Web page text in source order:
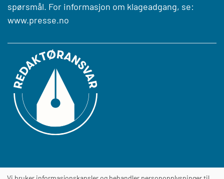
spørsmål. For informasjon om klageadgang, se:
www.presse.no